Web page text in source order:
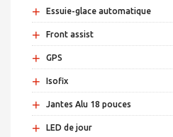
+ Essuie-glace automatique
+ Front assist
+ GPS
+ Isofix
+ Jantes Alu 18 pouces
+ LED de jour